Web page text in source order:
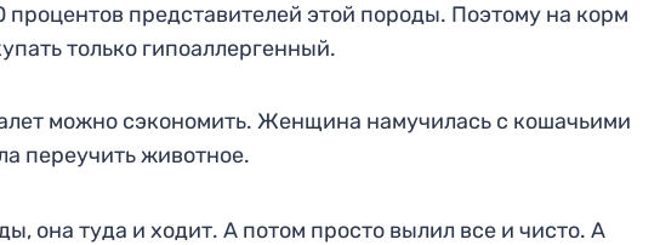
процентов представителей этой породы. Поэтому на корм
только гипоаллергенный.
можно сэкономить. Женщина намучилась с кошачьими
переучить животное.
она туда и ходит. А потом просто вылил все и чисто. А